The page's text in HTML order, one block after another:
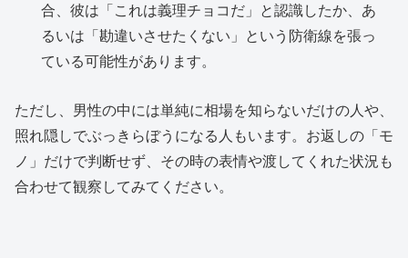
合、彼は「これは義理チョコだ」と認識したか、あ
るいは「勘違いさせたくない」という防衛線を張っ
ている可能性があります。
ただし、男性の中には単純に相場を知らないだけの人や、
照れ隠しでぶっきらぼうになる人もいます。お返しの「モ
ノ」だけで判断せず、その時の表情や渡してくれた状況も
合わせて観察してみてください。